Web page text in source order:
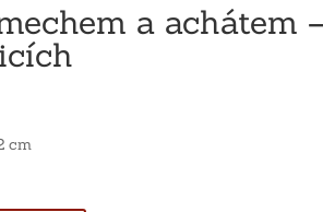
a achátem
cm